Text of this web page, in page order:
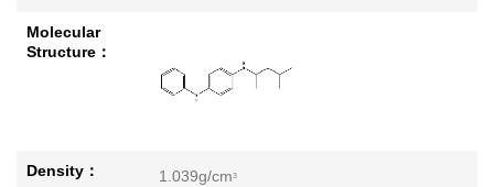
Molecular
Structure：
Density： 1.039g/cm3